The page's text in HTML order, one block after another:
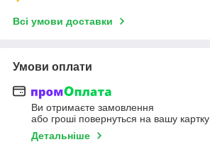
Всі умови доставки
Умови оплати
Ви отримаєте замовлення
або гроші повернуться на вашу картку
Детальніше